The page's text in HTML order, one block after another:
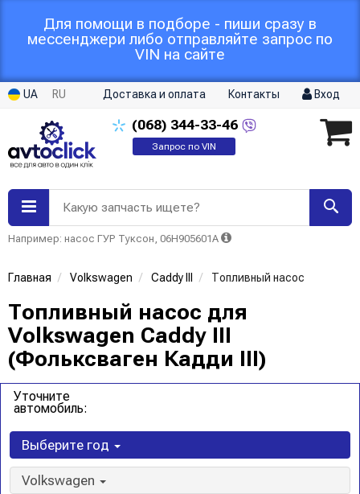
Для помощи в подборе - пиши сразу в
мессенджери либо отправляйте запрос по
VIN на сайте
UA RU Доставка и оплата Контакты Вход
(068) 344-33-46
Запрос по VIN
Какую запчасть ищете?
Например: насос ГУР Туксон, 06H905601A
Главная Volkswagen Caddy III Топливный насос
Топливный насос для
Volkswagen Caddy III
(Фольксваген Кадди III)
Уточните
автомобиль:
Выберите год
Volkswagen